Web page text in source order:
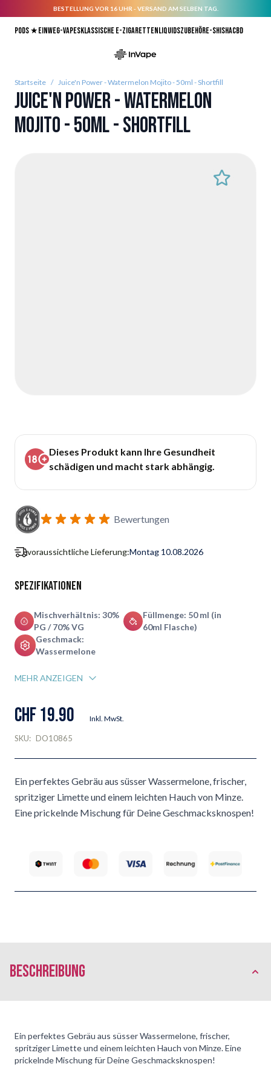
BESTELLUNG VOR 16 UHR - VERSAND AM SELBEN TAG.
Pods ★Einweg-VapesKlassische E-ZigarettenLiquidsZubehörE-ShishaCBD
Startseite / Juice'n Power - Watermelon Mojito - 50ml - Shortfill
Juice'n Power - Watermelon
Mojito - 50ml - Shortfill
Dieses Produkt kann Ihre Gesundheit
schädigen und macht stark abhängig.
Bewertungen
voraussichtliche Lieferung:Montag 10.08.2026
Spezifikationen
Mischverhältnis: 30%
PG / 70% VG
Füllmenge: 50 ml (in
60ml Flasche)
Geschmack:
Wassermelone
MEHR ANZEIGEN
CHF 19.90 Inkl. MwSt.
SKU: DO10865
Ein perfektes Gebräu aus süsser Wassermelone, frischer,
spritziger Limette und einem leichten Hauch von Minze.
Eine prickelnde Mischung für Deine Geschmacksknospen!
Beschreibung
Ein perfektes Gebräu aus süsser Wassermelone, frischer,
spritziger Limette und einem leichten Hauch von Minze. Eine
prickelnde Mischung für Deine Geschmacksknospen!